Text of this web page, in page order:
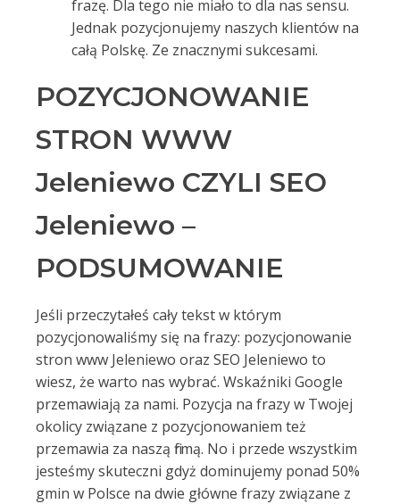
frazę. Dla tego nie miało to dla nas sensu.
Jednak pozycjonujemy naszych klientów na
całą Polskę. Ze znacznymi sukcesami.
POZYCJONOWANIE
STRON WWW
Jeleniewo CZYLI SEO
Jeleniewo –
PODSUMOWANIE
Jeśli przeczytałeś cały tekst w którym
pozycjonowaliśmy się na frazy: pozycjonowanie
stron www Jeleniewo oraz SEO Jeleniewo to
wiesz, że warto nas wybrać. Wskaźniki Google
przemawiają za nami. Pozycja na frazy w Twojej
okolicy związane z pozycjonowaniem też
przemawia za naszą firmą. No i przede wszystkim
jesteśmy skuteczni gdyż dominujemy ponad 50%
gmin w Polsce na dwie główne frazy związane z